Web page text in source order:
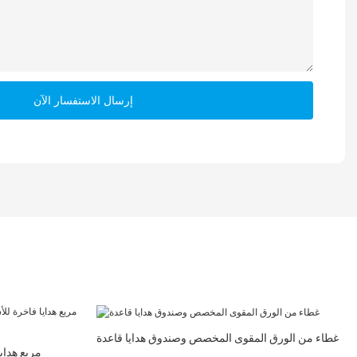
إرسال الاستفسار الآن
مربع
غطاء من الورق المقوى المخصص وصندوق هدايا قاعدة